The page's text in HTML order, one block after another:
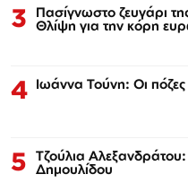
3 Πασίγνωστο ζευγάρι
Θλίψη για την κόρη
4 Ιωάννα Τούνη: Οι
5 Τζούλια
Δημουλίδου